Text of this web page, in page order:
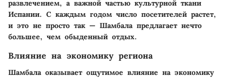
развлечением, а важной частью культурной ткани
Испании. С каждым годом число посетителей растет,
и это не просто так — Шамбала предлагает нечто
большее, чем обыденный отдых.
Влияние на экономику региона
Шамбала оказывает ощутимое влияние на экономику